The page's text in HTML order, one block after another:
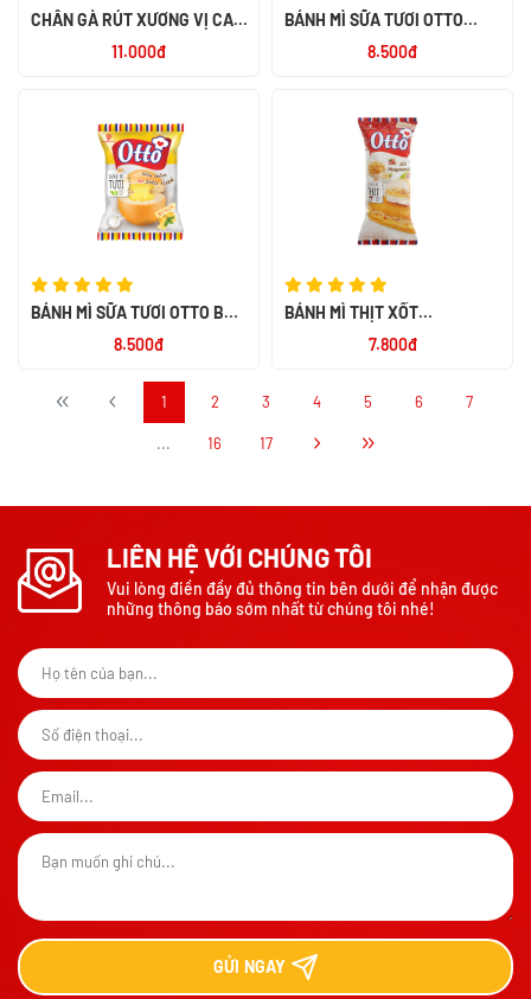
CHÂN GÀ RÚT XƯƠNG VỊ CAY
11.000đ
BÁNH MÌ SỮA TƯƠI OTTO
8.500đ
BÁNH MÌ SỮA TƯƠI OTTO BƠ
8.500đ
BÁNH MÌ THỊT XỐT
7.800đ
1 2 3 4 5 6 7
... 16 17
LIÊN HỆ VỚI CHÚNG TÔI
Vui lòng điền đầy đủ thông tin bên dưới để nhận được
những thông báo sớm nhất từ chúng tôi nhé!
GỬI NGAY